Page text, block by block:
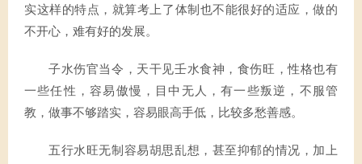
实这样的特点，就算考上了体制也不能很好的适应，做的
不开心，难有好的发展。
子水伤官当令，天干见壬水食神，食伤旺，性格也有
一些任性，容易傲慢，目中无人，有一些叛逆，不服管
教，做事不够踏实，容易眼高手低，比较多愁善感。
五行水旺无制容易胡思乱想，甚至抑郁的情况，加上